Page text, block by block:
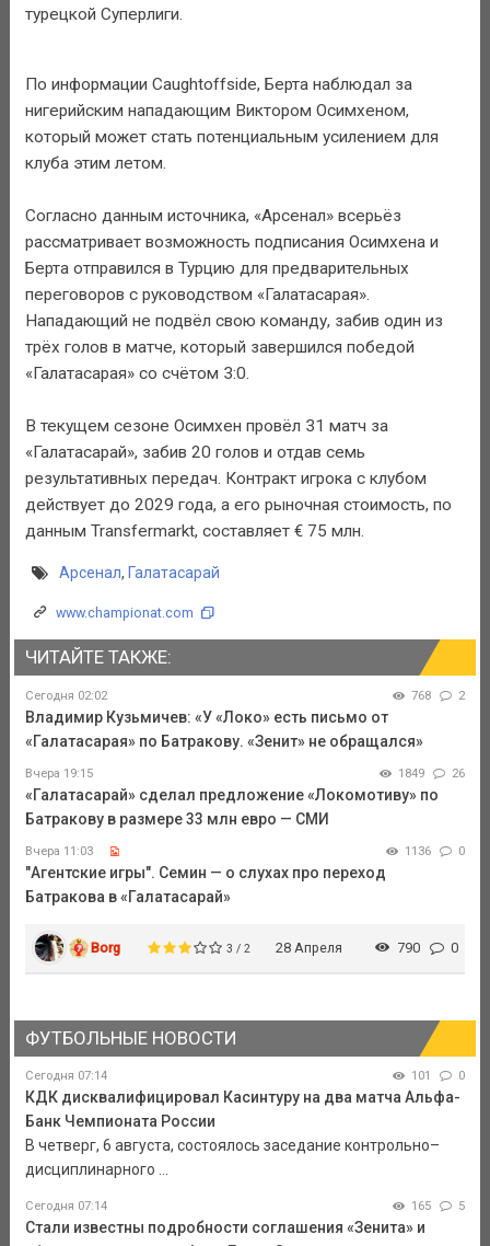
турецкой Суперлиги.
По информации Caughtoffside, Берта наблюдал за
нигерийским нападающим Виктором Осимхеном,
который может стать потенциальным усилением для
клуба этим летом.
Согласно данным источника, «Арсенал» всерьёз
рассматривает возможность подписания Осимхена и
Берта отправился в Турцию для предварительных
переговоров с руководством «Галатасарая».
Нападающий не подвёл свою команду, забив один из
трёх голов в матче, который завершился победой
«Галатасарая» со счётом 3:0.
В текущем сезоне Осимхен провёл 31 матч за
«Галатасарай», забив 20 голов и отдав семь
результативных передач. Контракт игрока с клубом
действует до 2029 года, а его рыночная стоимость, по
данным Transfermarkt, составляет € 75 млн.
Арсенал, Галатасарай
www.championat.com
ЧИТАЙТЕ ТАКЖЕ:
Сегодня 02:02 768 2
Владимир Кузьмичев: «У «Локо» есть письмо от
«Галатасарая» по Батракову. «Зенит» не обращался»
Вчера 19:15 1849 26
«Галатасарай» сделал предложение «Локомотиву» по
Батракову в размере 33 млн евро — СМИ
Вчера 11:03 1136 0
"Агентские игры". Семин — о слухах про переход
Батракова в «Галатасарай»
Borg 3 / 2 28 Апреля 790 0
ФУТБОЛЬНЫЕ НОВОСТИ
Сегодня 07:14 101 0
КДК дисквалифицировал Касинтуру на два матча Альфа-
Банк Чемпионата России
В четверг, 6 августа, состоялось заседание контрольно–
дисциплинарного ...
Сегодня 07:14 165 5
Стали известны подробности соглашения «Зенита» и